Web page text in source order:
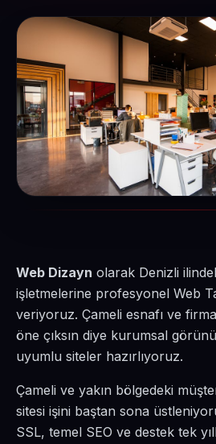
Web Dizayn olarak Denizli
işletmelerine profesyonel Web
veriyoruz. Çameli esnafı ve
öne çıksın diye kurumsal
uyumlu siteler hazırlıyoruz.
Çameli ve yakın bölgedeki
sitesi işini baştan sona
SSL, temel SEO ve destek tek